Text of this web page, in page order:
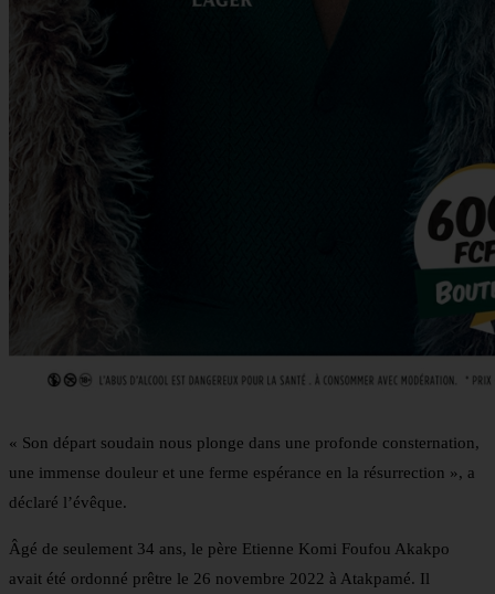
« Son départ soudain nous plonge dans une profonde consternation,
une immense douleur et une ferme espérance en la résurrection », a
déclaré l’évêque.
Âgé de seulement 34 ans, le père Etienne Komi Foufou Akakpo
avait été ordonné prêtre le 26 novembre 2022 à Atakpamé. Il